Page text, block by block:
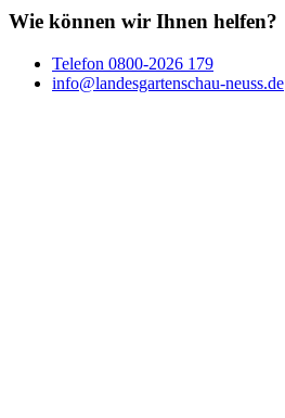
Wie können wir Ihnen helfen?
Telefon 0800-2026 179
info@landesgartenschau-neuss.de